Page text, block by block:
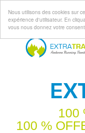
Nous utilisons des cookies sur
expérience d'utilisateur. En
vous nous donnez votre
Direkt
100
100 %